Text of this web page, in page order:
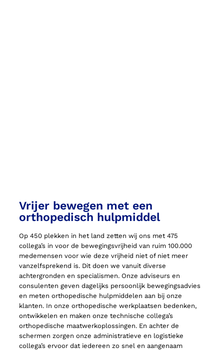
Vrijer bewegen met een
orthopedisch hulpmiddel
Op 450 plekken in het land zetten wij ons met 475
collega’s in voor de bewegingsvrijheid van ruim 100.000
medemensen voor wie deze vrijheid niet of niet meer
vanzelfsprekend is. Dit doen we vanuit diverse
achtergronden en specialismen. Onze adviseurs en
consulenten geven dagelijks persoonlijk bewegingsadvies
en meten orthopedische hulpmiddelen aan bij onze
klanten. In onze orthopedische werkplaatsen bedenken,
ontwikkelen en maken onze technische collega’s
orthopedische maatwerkoplossingen. En achter de
schermen zorgen onze administratieve en logistieke
collega’s ervoor dat iedereen zo snel en aangenaam